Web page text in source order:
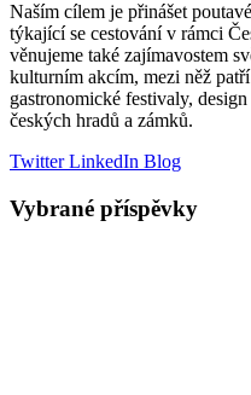
Naším cílem je přinášet
týkající se cestování v rámci
věnujeme také zajímavostem
kulturním akcím, mezi něž
gastronomické festivaly,
českých hradů a zámků.
TwitterLinkedIn Blog
Vybrané příspěvky